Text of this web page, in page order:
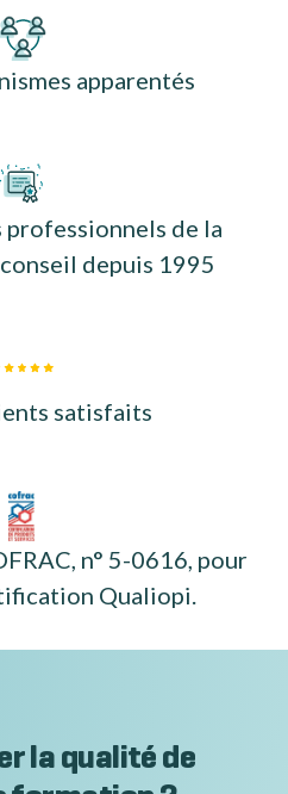
apparentés
de la
depuis 1995
satisfaits
n° 5-0616, pour
Qualiopi.
la qualité de